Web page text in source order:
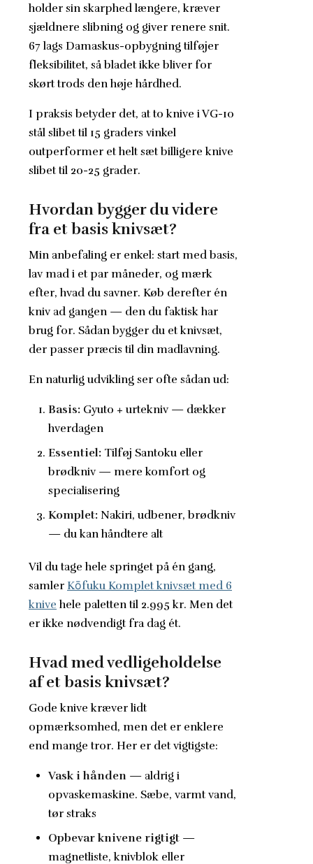
holder sin skarphed længere, kræver
sjældnere slibning og giver renere snit.
67 lags Damaskus-opbygning tilføjer
fleksibilitet, så bladet ikke bliver for
skørt trods den høje hårdhed.
I praksis betyder det, at to knive i VG-10
stål slibet til 15 graders vinkel
outperformer et helt sæt billigere knive
slibet til 20-25 grader.
Hvordan bygger du videre
fra et basis knivsæt?
Min anbefaling er enkel: start med basis,
lav mad i et par måneder, og mærk
efter, hvad du savner. Køb derefter én
kniv ad gangen — den du faktisk har
brug for. Sådan bygger du et knivsæt,
der passer præcis til din madlavning.
En naturlig udvikling ser ofte sådan ud:
Basis: Gyuto + urtekniv — dækker
hverdagen
Essentiel: Tilføj Santoku eller
brødkniv — mere komfort og
specialisering
Komplet: Nakiri, udbener, brødkniv
— du kan håndtere alt
Vil du tage hele springet på én gang,
samler Kōfuku Komplet knivsæt med 6
knive hele paletten til 2.995 kr. Men det
er ikke nødvendigt fra dag ét.
Hvad med vedligeholdelse
af et basis knivsæt?
Gode knive kræver lidt
opmærksomhed, men det er enklere
end mange tror. Her er det vigtigste:
Vask i hånden — aldrig i
opvaskemaskine. Sæbe, varmt vand,
tør straks
Opbevar knivene rigtigt —
magnetliste, knivblok eller